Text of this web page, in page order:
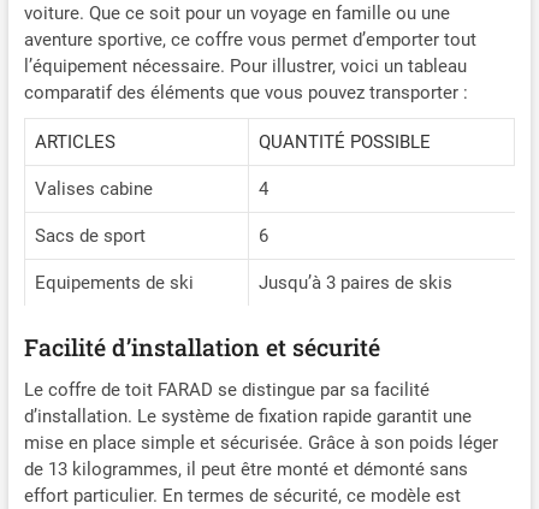
voiture. Que ce soit pour un voyage en famille ou une
aventure sportive, ce coffre vous permet d’emporter tout
l’équipement nécessaire. Pour illustrer, voici un tableau
comparatif des éléments que vous pouvez transporter :
ARTICLES QUANTITÉ POSSIBLE
Valises cabine 4
Sacs de sport 6
Equipements de ski Jusqu’à 3 paires de skis
Facilité d’installation et sécurité
Le coffre de toit FARAD se distingue par sa facilité
d’installation. Le système de fixation rapide garantit une
mise en place simple et sécurisée. Grâce à son poids léger
de 13 kilogrammes, il peut être monté et démonté sans
effort particulier. En termes de sécurité, ce modèle est